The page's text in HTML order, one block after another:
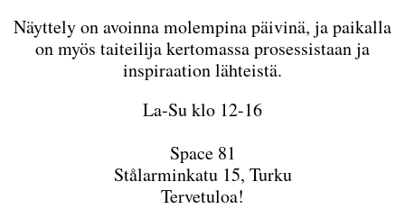
Näyttely on avoinna molempina päivinä, ja paikalla
on myös taiteilija kertomassa prosessistaan ja
inspiraation lähteistä.
La-Su klo 12-16
Space 81
Stålarminkatu 15, Turku
Tervetuloa!